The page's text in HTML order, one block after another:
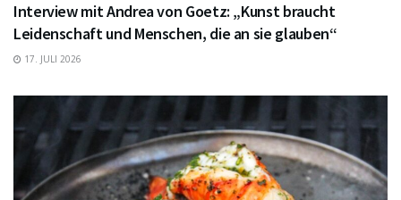
Interview mit Andrea von Goetz: „Kunst braucht
Leidenschaft und Menschen, die an sie glauben“
17. JULI 2026